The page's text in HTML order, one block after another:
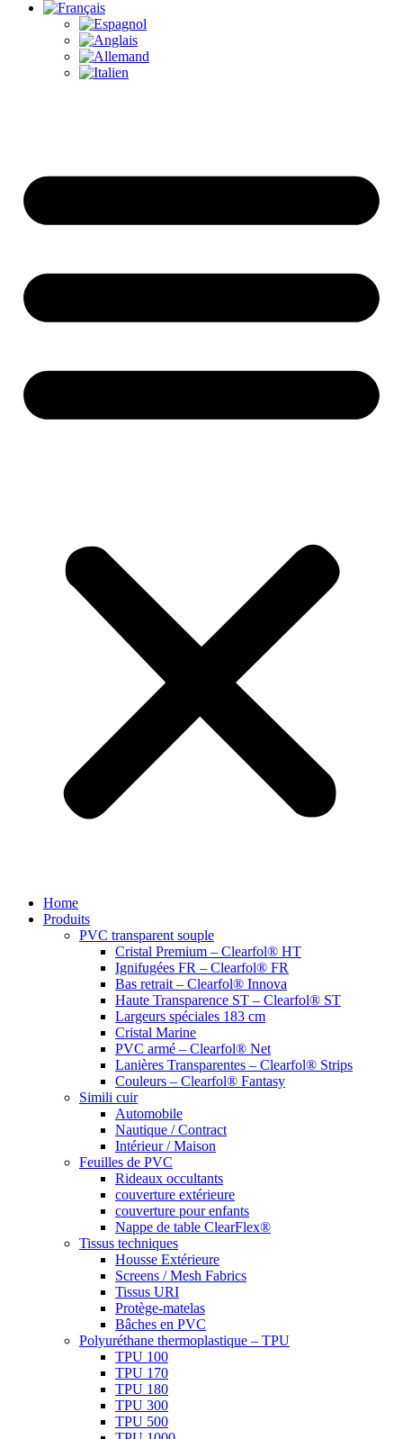
Home
Produits
PVC transparent souple
Cristal Premium – Clearfol® HT
Ignifugées FR – Clearfol® FR
Bas retrait – Clearfol® Innova
Haute Transparence ST – Clearfol® ST
Largeurs spéciales 183 cm
Cristal Marine
PVC armé – Clearfol® Net
Lanières Transparentes – Clearfol® Strips
Couleurs – Clearfol® Fantasy
Simili cuir
Automobile
Nautique / Contract
Intérieur / Maison
Feuilles de PVC
Rideaux occultants
couverture extérieure
couverture pour enfants
Nappe de table ClearFlex®
Tissus techniques
Housse Extérieure
Screens / Mesh Fabrics
Tissus URI
Protège-matelas
Bâches en PVC
Polyuréthane thermoplastique – TPU
TPU 100
TPU 170
TPU 180
TPU 300
TPU 500